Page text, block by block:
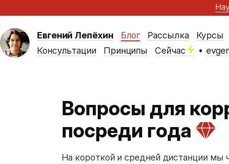
Евгений Лепёхин Блог Рассылка Курсы
Консультации
Принципы Сейчас •
Вопросы для
посреди года
На короткой и средней дистанции мы